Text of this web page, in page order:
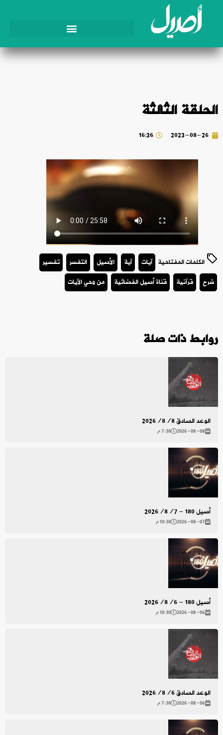
الحلقة الثالثة
2023-08-26
16:36
الكلمات المفتاحية آيات آية الأصيل التفسر
تفسير
شرح
قرآنية قناة أصيل الفضائية من وحي الآيات
روابط ذات صلة
الوعد الصادق 2026/8/8
2026-08-08 7:30 م
أصيل 180 - 2026/8/7
2026-08-07 10:30 م
أصيل 180 - 2026/8/6
2026-08-06 10:30 م
الوعد الصادق 2026/8/6
2026-08-06 7:30 م